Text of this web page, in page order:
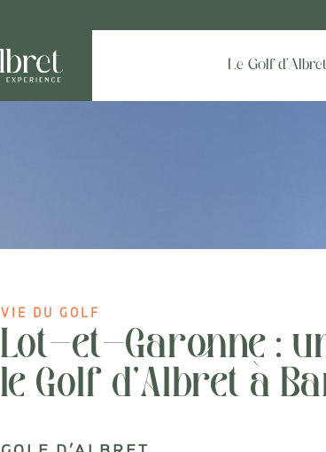
Le Golf d’Albret
VIE DU GOLF
Lot-et-Garonne :
le Golf d’Albret à